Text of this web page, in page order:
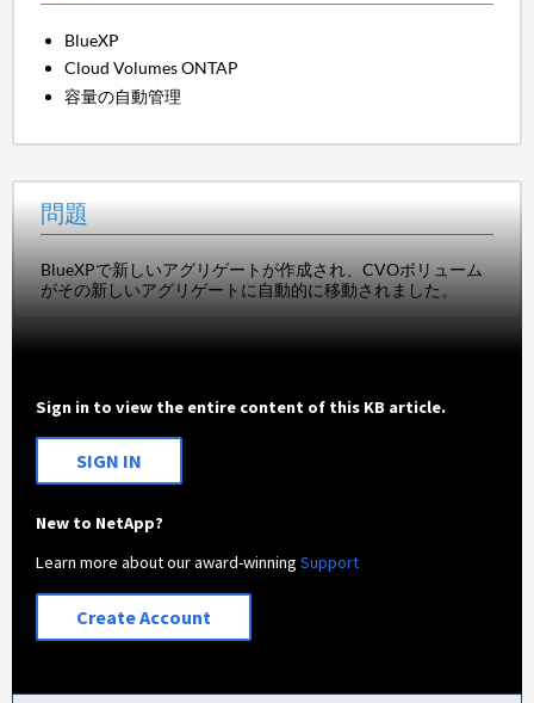
BlueXP
Cloud Volumes ONTAP
容量の自動管理
問題
BlueXPで新しいアグリゲートが作成され、CVOボリューム
がその新しいアグリゲートに自動的に移動されました。
Sign in to view the entire content of this KB article.
SIGN IN
New to NetApp?
Learn more about our award-winningSupport
Create Account